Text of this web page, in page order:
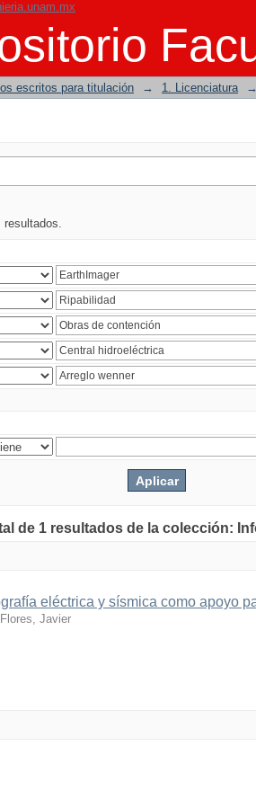
escritos para titulación → 1. Licenciatura
resultados.
de 1 resultados de la colección:
eléctrica y sísmica como apoyo
Javier